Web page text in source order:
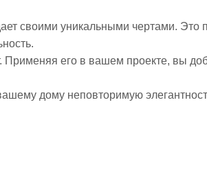
своими уникальными чертами. Это
Применяя его в вашем проекте, вы
дому неповторимую